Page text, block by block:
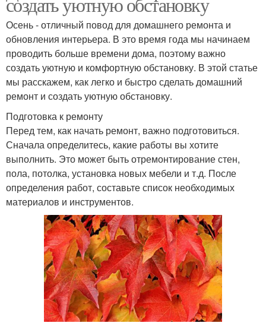
Осень - отличный повод для домашнего ремонта и
обновления интерьера. В это время года мы начинаем
проводить больше времени дома, поэтому важно
создать уютную и комфортную обстановку. В этой статье
мы расскажем, как легко и быстро сделать домашний
ремонт и создать уютную обстановку.
Подготовка к ремонту
Перед тем, как начать ремонт, важно подготовиться.
Сначала определитесь, какие работы вы хотите
выполнить. Это может быть отремонтирование стен,
пола, потолка, установка новых мебели и т.д. После
определения работ, составьте список необходимых
материалов и инструментов.